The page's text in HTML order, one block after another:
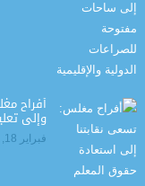
أفراح
وإلى
فبراير 18, 2026